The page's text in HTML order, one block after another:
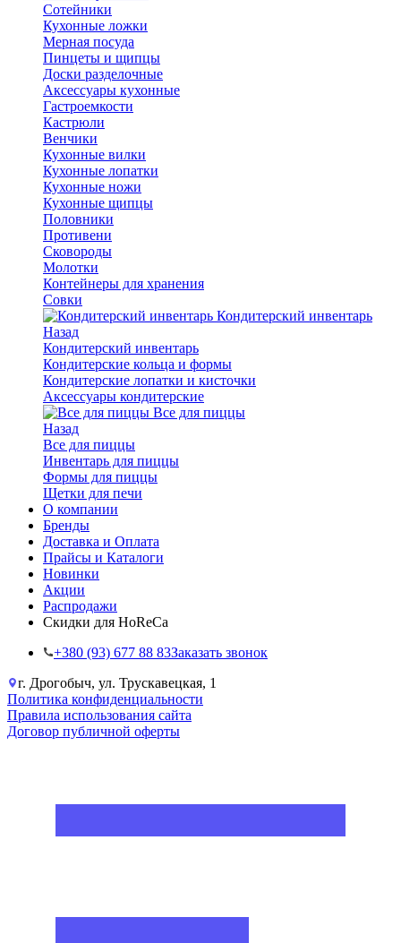
Сотейники
Кухонные ложки
Мерная посуда
Пинцеты и щипцы
Доски разделочные
Аксессуары кухонные
Гастроемкости
Кастрюли
Венчики
Кухонные вилки
Кухонные лопатки
Кухонные ножи
Кухонные щипцы
Половники
Противени
Сковороды
Молотки
Контейнеры для хранения
Совки
Кондитерский инвентарь
Назад
Кондитерский инвентарь
Кондитерские кольца и формы
Кондитерские лопатки и кисточки
Аксессуары кондитерские
Все для пиццы
Назад
Все для пиццы
Инвентарь для пиццы
Формы для пиццы
Щетки для печи
О компании
Бренды
Доставка и Оплата
Прайсы и Каталоги
Новинки
Акции
Распродажи
Скидки для HoReCa
+38‎0 (93) 677 88 83Заказать звонок
г. Дрогобыч, ул. Трускавецкая, 1
Политика конфиденциальности
Правила использования сайта
Договор публичной оферты